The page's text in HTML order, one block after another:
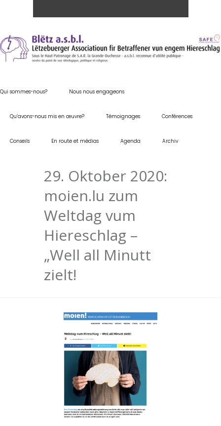
Qui sommes-nous? Nous nous engageons
Qu’avons-nous mis en œuvre? Témoignages Conférences
Conseils En route et médias Agenda Archiv
29. Oktober 2020:
moien.lu zum
Weltdag vum
Hiereschlag –
„Well all Minutt
zielt!